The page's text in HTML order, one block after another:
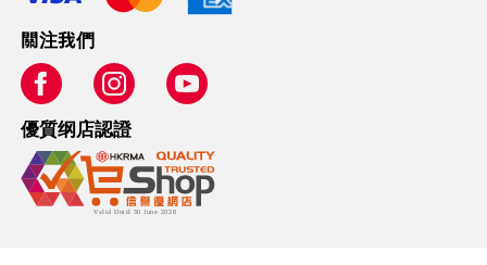
關注我們
優質纲店認證